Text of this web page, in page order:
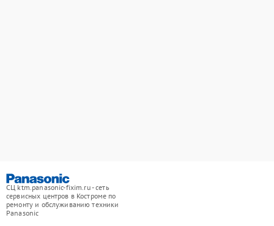
СЦ ktm.panasonic-fixim.ru - сеть
сервисных центров в Костроме по
ремонту и обслуживанию техники
Panasonic